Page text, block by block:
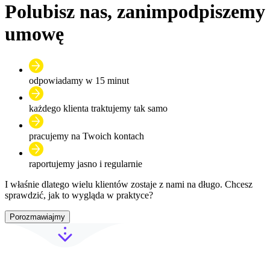
Polubisz nas, zanimpodpiszemy
umowę
odpowiadamy w 15 minut
każdego klienta traktujemy tak samo
pracujemy na Twoich kontach
raportujemy jasno i regularnie
I właśnie dlatego wielu klientów zostaje z nami na długo. Chcesz
sprawdzić, jak to wygląda w praktyce?
Porozmawiajmy